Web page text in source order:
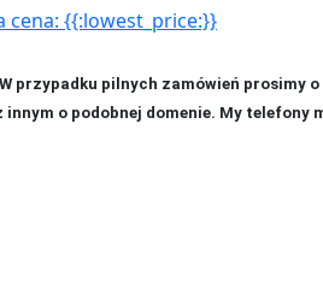
cena: {{:lowest_price:}}
przypadku pilnych zamówień prosimy
o podobnej domenie. My telefony